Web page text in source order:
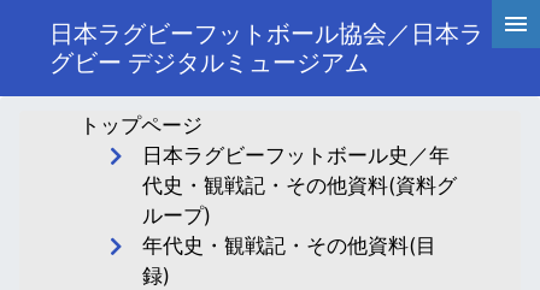
日本ラグビーフットボール協会／日本ラ
グビー デジタルミュージアム
トップページ
日本ラグビーフットボール史／年
代史・観戦記・その他資料(資料グ
ループ)
年代史・観戦記・その他資料(目
録)